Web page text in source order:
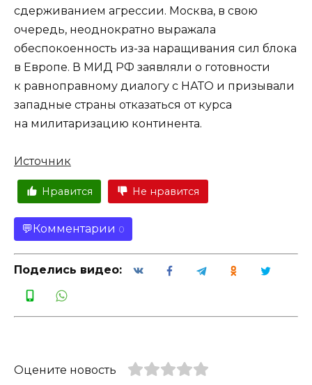
сдерживанием агрессии. Москва, в свою
очередь, неоднократно выражала
обеспокоенность из-за наращивания сил блока
в Европе. В МИД РФ заявляли о готовности
к равноправному диалогу с НАТО и призывали
западные страны отказаться от курса
на милитаризацию континента.
Источник
Нравится Не нравится
Комментарии 0
Поделись видео:
Оцените новость